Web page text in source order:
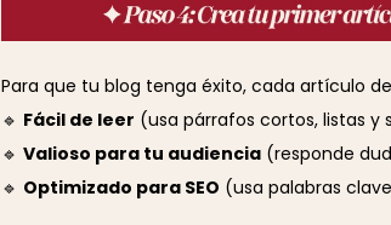
Para que tu blog tenga éxito, cada artículo
🔹 Fácil de leer (usa párrafos cortos, listas y
🔹 Valioso para tu audiencia (responde
🔹 Optimizado para SEO (usa palabras